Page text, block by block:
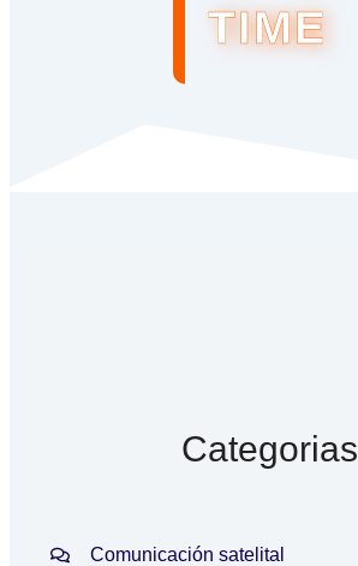
TIME
Categorias
Comunicación satelital